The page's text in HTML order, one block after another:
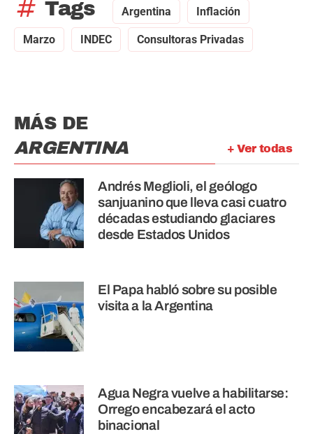
tag Tags Argentina Inflación
Marzo INDEC Consultoras Privadas
+ Ver todas
MÁS DE
ARGENTINA
Andrés Meglioli, el geólogo
sanjuanino que lleva casi cuatro
décadas estudiando glaciares
desde Estados Unidos
El Papa habló sobre su posible
visita a la Argentina
Agua Negra vuelve a habilitarse:
Orrego encabezará el acto
binacional